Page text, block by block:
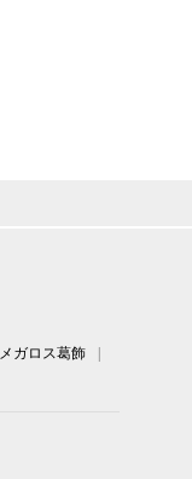
メガロス葛飾